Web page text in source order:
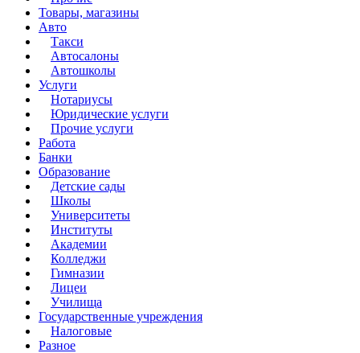
Товары, магазины
Авто
Такси
Автосалоны
Автошколы
Услуги
Нотариусы
Юридические услуги
Прочие услуги
Работа
Банки
Образование
Детские сады
Школы
Университеты
Институты
Академии
Колледжи
Гимназии
Лицеи
Училища
Государственные учреждения
Налоговые
Разное